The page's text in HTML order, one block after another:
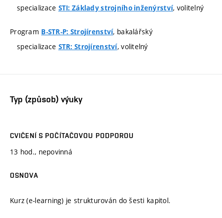
specializace STI: Základy strojního inženýrství, volitelný
Program B-STR-P: Strojírenství, bakalářský
specializace STR: Strojírenství, volitelný
Typ (způsob) výuky
CVIČENÍ S POČÍTAČOVOU PODPOROU
13 hod., nepovinná
OSNOVA
Kurz (e-learning) je strukturován do šesti kapitol.